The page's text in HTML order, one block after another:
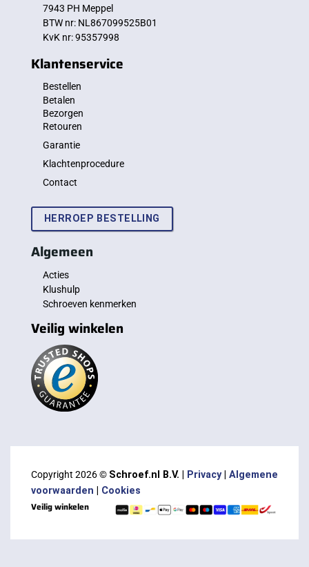
7943 PH Meppel
BTW nr: NL867099525B01
KvK nr: 95357998
Klantenservice
Bestellen
Betalen
Bezorgen
Retouren
Garantie
Klachtenprocedure
Contact
HERROEP BESTELLING
Algemeen
Acties
Klushulp
Schroeven kenmerken
Veilig winkelen
Copyright 2026 © Schroef.nl B.V. | Privacy| Algemene
voorwaarden
Cookies
Veilig winkelen